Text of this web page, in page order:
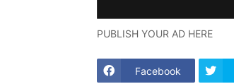
PUBLISH YOUR AD HERE
Facebook